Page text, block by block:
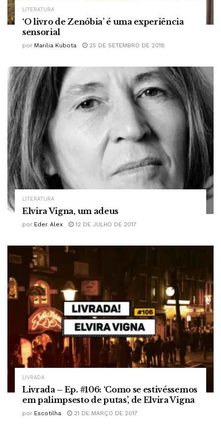
LITERATURA
‘O livro de Zenóbia’ é uma experiência
sensorial
por Marilia Kubota 25 DE SETEMBRO DE 2018
LITERATURA
Elvira Vigna, um adeus
por Eder Alex 12 DE JULHO DE 2017
LIVRADA
Livrada – Ep. #106: ‘Como se estivéssemos
em palimpsesto de putas’, de Elvira Vigna
por Escotilha 21 DE MARÇO DE 2017